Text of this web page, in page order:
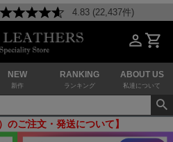
4.83 (22,437件)
NEW
新作
RANKING
ランキング
ABOUT US
私達について
のご注文・発送について】